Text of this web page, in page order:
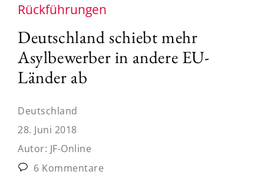
Rückführungen
Deutschland schiebt mehr
Asylbewerber in andere EU-
Länder ab
Deutschland
28. Juni 2018
Autor: JF-Online
6 Kommentare